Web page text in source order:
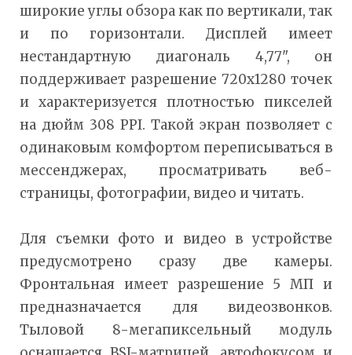
широкие углы обзора как по вертикали, так
и по горизонтали. Дисплей имеет
нестандартную диагональ 4,77", он
поддерживает разрешение 720х1280 точек
и характеризуется плотностью пикселей
на дюйм 308 PPI. Такой экран позволяет с
одинаковым комфортом переписываться в
мессенджерах, просматривать веб-
страницы, фотографии, видео и читать.
Для съемки фото и видео в устройстве
предусмотрено сразу две камеры.
Фронтальная имеет разрешение 5 МП и
предназначается для видеозвонков.
Тыловой 8-мегапиксельный модуль